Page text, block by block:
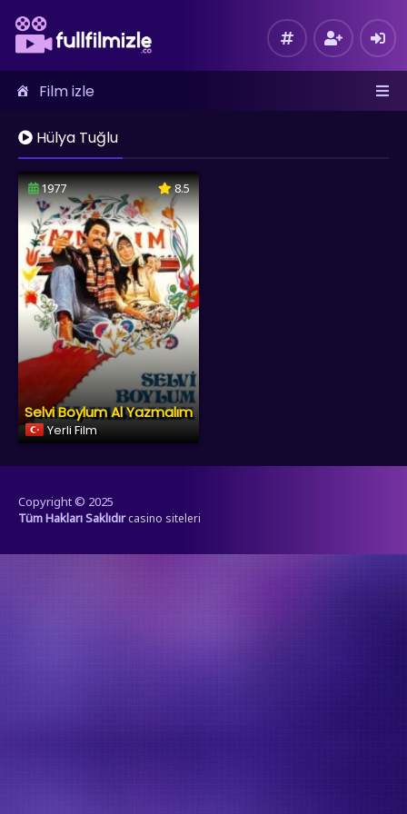
Film izle
Hülya Tuğlu
1977 8.5
Selvi Boylum Al Yazmalım
Yerli Film
Copyright © 2025
Tüm Hakları Saklıdır casino siteleri